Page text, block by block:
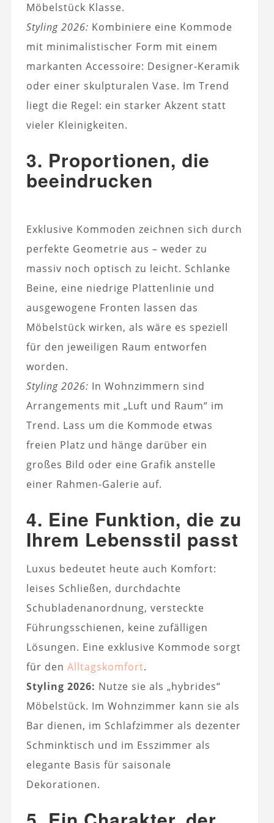
Möbelstück Klasse.
Styling 2026: Kombiniere eine Kommode
mit minimalistischer Form mit einem
markanten Accessoire: Designer-Keramik
oder einer skulpturalen Vase. Im Trend
liegt die Regel: ein starker Akzent statt
vieler Kleinigkeiten.
3. Proportionen, die
beeindrucken
Exklusive Kommoden zeichnen sich durch
perfekte Geometrie aus – weder zu
massiv noch optisch zu leicht. Schlanke
Beine, eine niedrige Plattenlinie und
ausgewogene Fronten lassen das
Möbelstück wirken, als wäre es speziell
für den jeweiligen Raum entworfen
worden.
Styling 2026: In Wohnzimmern sind
Arrangements mit „Luft und Raum“ im
Trend. Lass um die Kommode etwas
freien Platz und hänge darüber ein
großes Bild oder eine Grafik anstelle
einer Rahmen-Galerie auf.
4. Eine Funktion, die zu
Ihrem Lebensstil passt
Luxus bedeutet heute auch Komfort:
leises Schließen, durchdachte
Schubladenanordnung, versteckte
Führungsschienen, keine zufälligen
Lösungen. Eine exklusive Kommode sorgt
für den Alltagskomfort.
Styling 2026: Nutze sie als „hybrides“
Möbelstück. Im Wohnzimmer kann sie als
Bar dienen, im Schlafzimmer als dezenter
Schminktisch und im Esszimmer als
elegante Basis für saisonale
Dekorationen.